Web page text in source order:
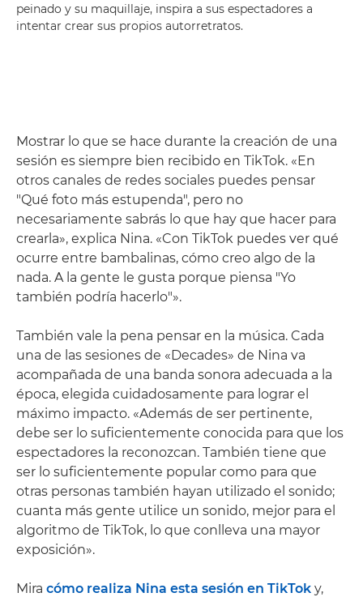
peinado y su maquillaje, inspira a sus espectadores a
intentar crear sus propios autorretratos.
Mostrar lo que se hace durante la creación de una
sesión es siempre bien recibido en TikTok. «En
otros canales de redes sociales puedes pensar
"Qué foto más estupenda", pero no
necesariamente sabrás lo que hay que hacer para
crearla», explica Nina. «Con TikTok puedes ver qué
ocurre entre bambalinas, cómo creo algo de la
nada. A la gente le gusta porque piensa "Yo
también podría hacerlo"».
También vale la pena pensar en la música. Cada
una de las sesiones de «Decades» de Nina va
acompañada de una banda sonora adecuada a la
época, elegida cuidadosamente para lograr el
máximo impacto. «Además de ser pertinente,
debe ser lo suficientemente conocida para que los
espectadores la reconozcan. También tiene que
ser lo suficientemente popular como para que
otras personas también hayan utilizado el sonido;
cuanta más gente utilice un sonido, mejor para el
algoritmo de TikTok, lo que conlleva una mayor
exposición».
Mira cómo realiza Nina esta sesión en TikTok y,